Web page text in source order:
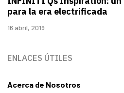
para la era electrificada
16 abril, 2019
ENLACES ÚTILES
Acerca de Nosotros